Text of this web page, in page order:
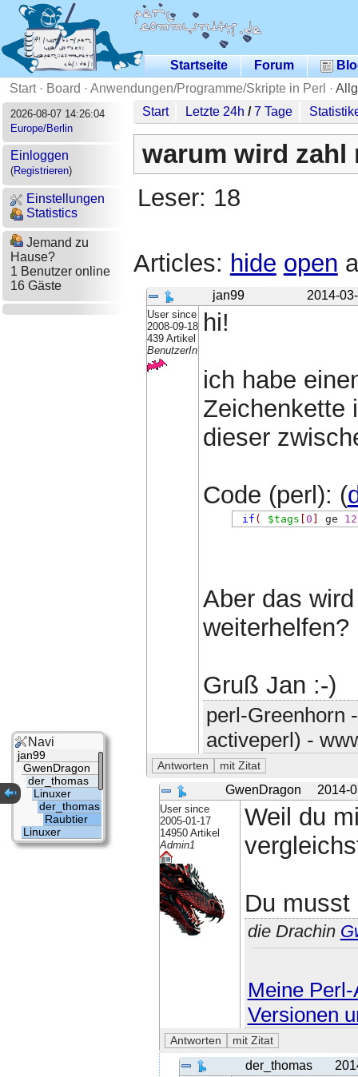
Startseite Forum
Start· Board · Anwendungen/Programme/Skripte in Perl ·
2026-08-07 14:26:04
Europe/Berlin
Einloggen
(Registrieren)
Einstellungen
Statistics
Jemand zu
Hause?
1 Benutzer online
16 Gäste
Start Letzte 24h /7 Tage
warum wird zahl
Leser: 18
Articles: hide open
jan99 2014-
User since
2008-09-18
439 Artikel
BenutzerIn
hi!
ich habe
Zeichenkette
dieser
Code (perl): (
if ( $tags [0 ge
Aber das
weiterhelfen?
Gruß Jan :-)
perl-Greenhorn
activeperl) -
GwenDragon 2014-
User since
2005-01-17
14950 Artikel
Admin1
Weil du
Du musst
die Drachin
Meine
Versionen
der_thomas
Navi
jan99
GwenDragon
der_thomas
Linuxer
der_thomas
Raubtier
Linuxer